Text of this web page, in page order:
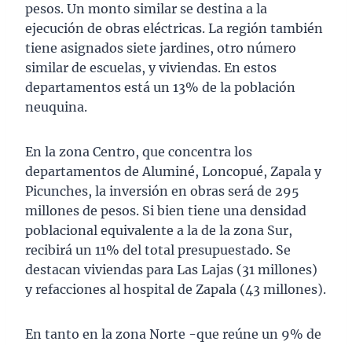
pesos. Un monto similar se destina a la
ejecución de obras eléctricas. La región también
tiene asignados siete jardines, otro número
similar de escuelas, y viviendas. En estos
departamentos está un 13% de la población
neuquina.
En la zona Centro, que concentra los
departamentos de Aluminé, Loncopué, Zapala y
Picunches, la inversión en obras será de 295
millones de pesos. Si bien tiene una densidad
poblacional equivalente a la de la zona Sur,
recibirá un 11% del total presupuestado. Se
destacan viviendas para Las Lajas (31 millones)
y refacciones al hospital de Zapala (43 millones).
En tanto en la zona Norte -que reúne un 9% de